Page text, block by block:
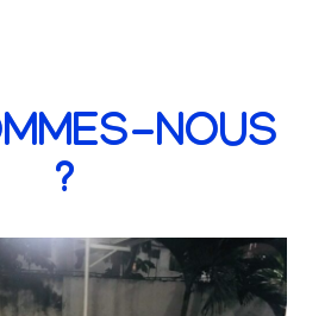
NOUS
?